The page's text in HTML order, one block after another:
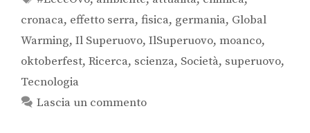
cronaca, effetto serra, fisica, germania, Global
Warming, Il Superuovo, IlSuperuovo, moanco,
oktoberfest, Ricerca, scienza, Società, superuovo,
Tecnologia
Lascia un commento